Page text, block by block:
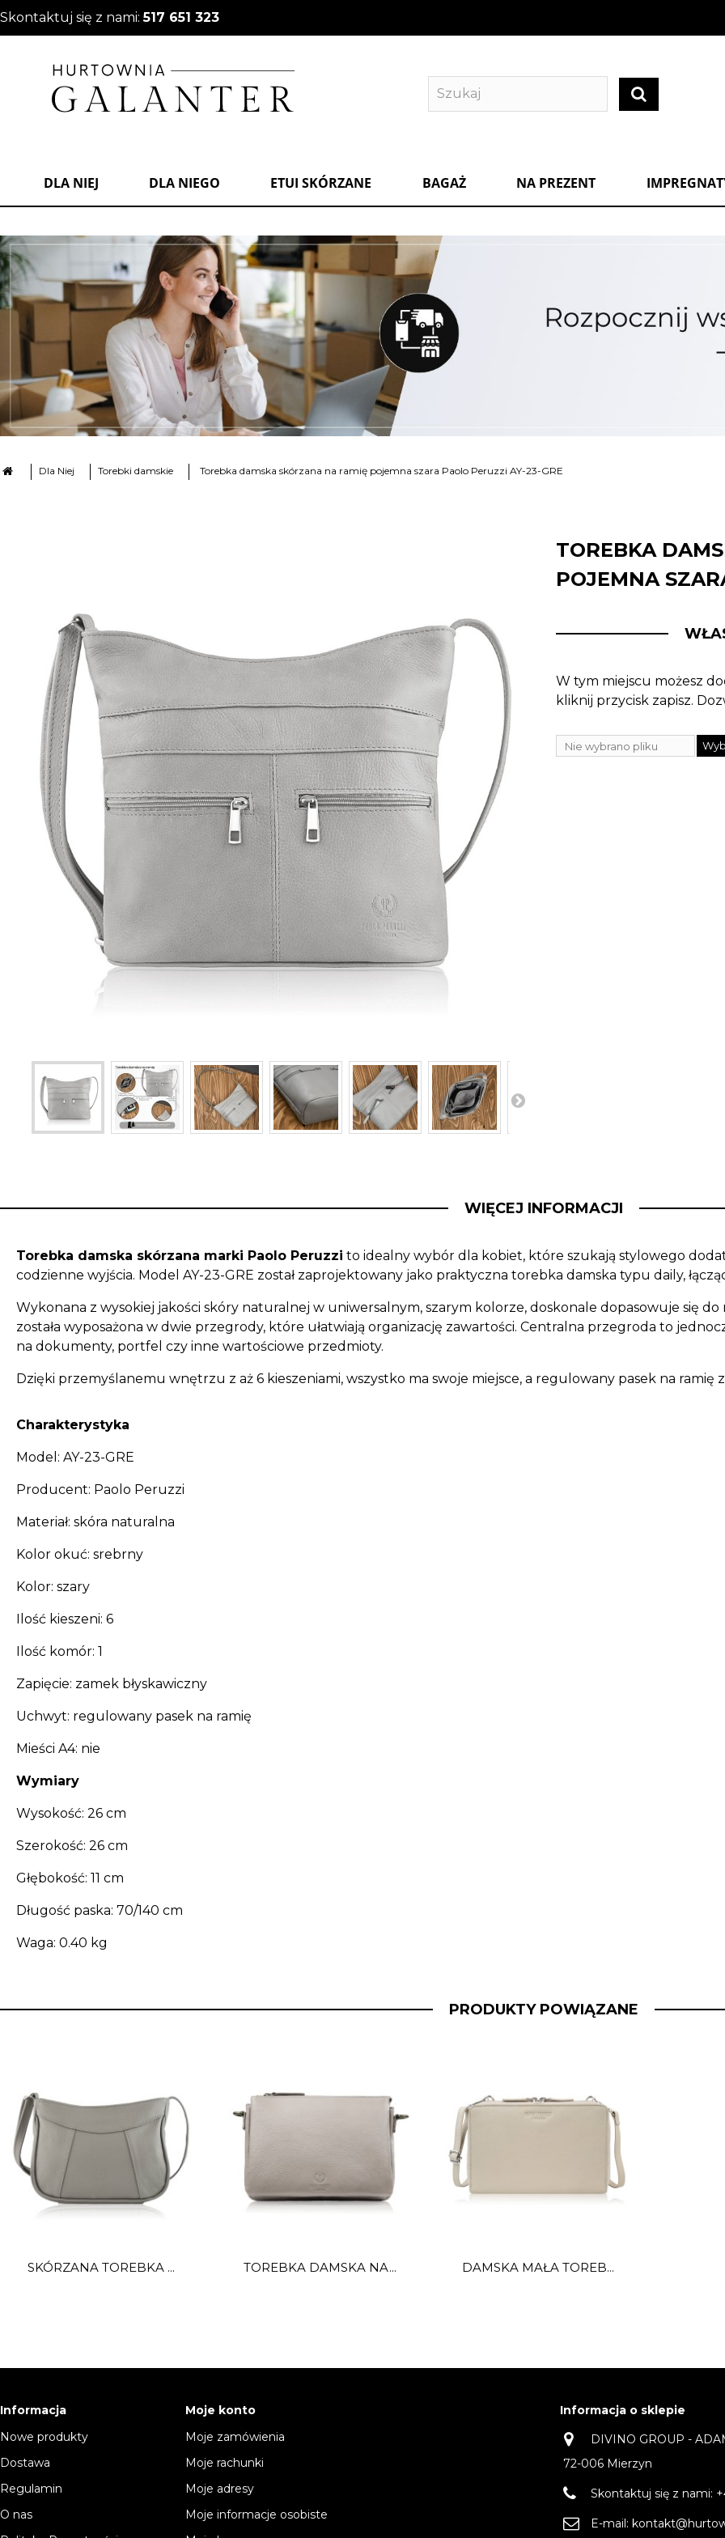
Skontaktuj się z nami:517 651 323
DLA NIEJ DLA NIEGO ETUI SKÓRZANE BAGAŻ NA PREZENT
Dla Niej Torebki damskie Torebka damska skórzana na ramię pojemna szara Paolo Peruzzi AY-23-GRE
TOREBKA
POJEMNA
W tym miejscu możesz
kliknij przycisk zapisz.
Nie wybrano pliku
WIĘCEJ INFORMACJI
Torebka damska skórzana marki Paolo Peruzzi to idealny wybór dla kobiet, które szukają stylowego
codzienne wyjścia. Model AY-23-GRE został zaprojektowany jako praktyczna torebka damska typu daily,
Wykonana z wysokiej jakości skóry naturalnej w uniwersalnym, szarym kolorze, doskonale dopasowuje się do
została wyposażona w dwie przegrody, które ułatwiają organizację zawartości. Centralna przegroda to
na dokumenty, portfel czy inne wartościowe przedmioty.
Dzięki przemyślanemu wnętrzu z aż 6 kieszeniami, wszystko ma swoje miejsce, a regulowany pasek na ramię
Charakterystyka
Model : AY-23-GRE
Producent: Paolo Peruzzi
Materiał: skóra naturalna
Kolor okuć: srebrny
Kolor: szary
Ilość kieszeni: 6
Ilość komór: 1
Zapięcie: zamek błyskawiczny
Uchwyt: regulowany pasek na ramię
Mieści A4: nie
Wymiary
Wysokość: 26 cm
Szerokość: 26 cm
Głębokość: 11 cm
Długość paska: 70/140 cm
Waga: 0.40 kg
PRODUKTY POWIĄZANE
SKÓRZANA TOREBKA ... TOREBKA DAMSKA NA... DAMSKA MAŁA TOREB...
Informacja
Nowe produkty
Dostawa
Regulamin
O nas
Moje konto
Moje zamówienia
Moje rachunki
Moje adresy
Moje informacje osobiste
Informacja o sklepie
DIVINO GROUP -
72-006 Mierzyn
Skontaktuj się z nami:
E-mail: